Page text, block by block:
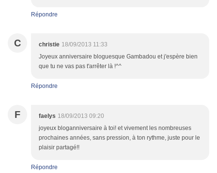
Répondre
C christie 18/09/2013 11:33
Joyeux anniversaire bloguesque Gambadou et j'espère bien
que tu ne vas pas t'arrêter là !^^
Répondre
F faelys 18/09/2013 09:20
joyeux bloganniversaire à toi! et vivement les nombreuses
prochaines années, sans pression, à ton rythme, juste pour le
plaisir partagé!!
Répondre